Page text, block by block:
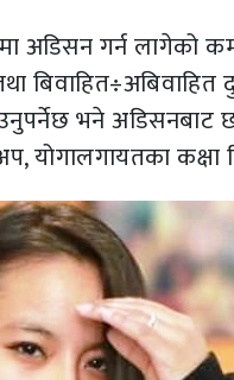
अडिसन गर्न लागेको
भने अडिसनबाट
कक्षा